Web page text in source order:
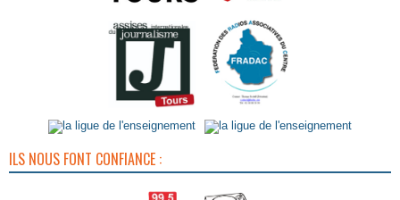
ILS NOUS FONT CONFIANCE :